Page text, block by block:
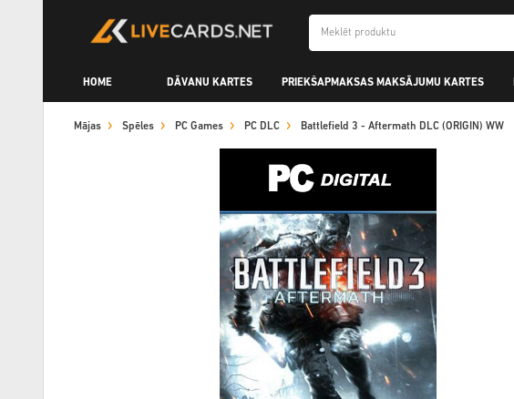
HOME DĀVANU KARTES PRIEKŠAPMAKSAS MAKSĀJUMU KARTES
Mājas Spēles PC Games PC DLC Battlefield 3 - Aftermath DLC (ORIGIN) WW